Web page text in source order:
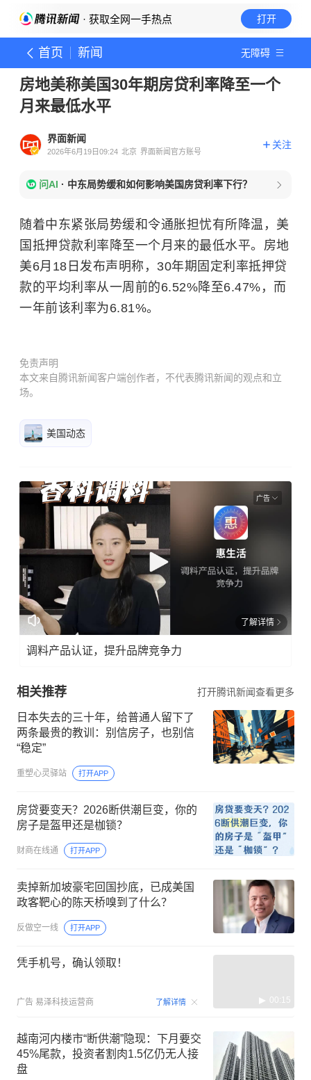
· 获取全网一手热点 打开
首页 新闻 无障碍
房地美称美国30年期房贷利率降至一个
月来最低水平
界面新闻
2026年6月19日09:24 北京 界面新闻官方账号
关注
问AI · 中东局势缓和如何影响美国房贷利率下行？
随着中东紧张局势缓和令通胀担忧有所降温，美
国抵押贷款利率降至一个月来的最低水平。房地
美6月18日发布声明称，30年期固定利率抵押贷
款的平均利率从一周前的6.52%降至6.47%，而
一年前该利率为6.81%。
免责声明
本文来自腾讯新闻客户端创作者，不代表腾讯新闻的观点和立
场。
美国动态
广告
了解详情
调料产品认证，提升品牌竞争力
相关推荐 打开腾讯新闻查看更多
日本失去的三十年，给普通人留下了
两条最贵的教训：别信房子，也别信
“稳定”
重塑心灵驿站 打开APP
房贷要变天？2026断供潮巨变，你的
房子是盔甲还是枷锁？
财商在线通 打开APP
卖掉新加坡豪宅回国抄底，已成美国
政客靶心的陈天桥嗅到了什么？
反做空一线 打开APP
凭手机号，确认领取！
广告 易泽科技运营商 了解详情 00:15
越南河内楼市“断供潮”隐现：下月要交
45%尾款，投资者割肉1.5亿仍无人接
盘